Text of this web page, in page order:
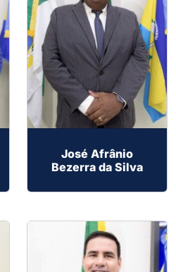
José Afrânio
Bezerra da Silva